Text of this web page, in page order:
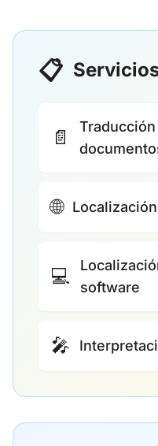
📋
📄
Traducción
🌐
💻
software
🎤